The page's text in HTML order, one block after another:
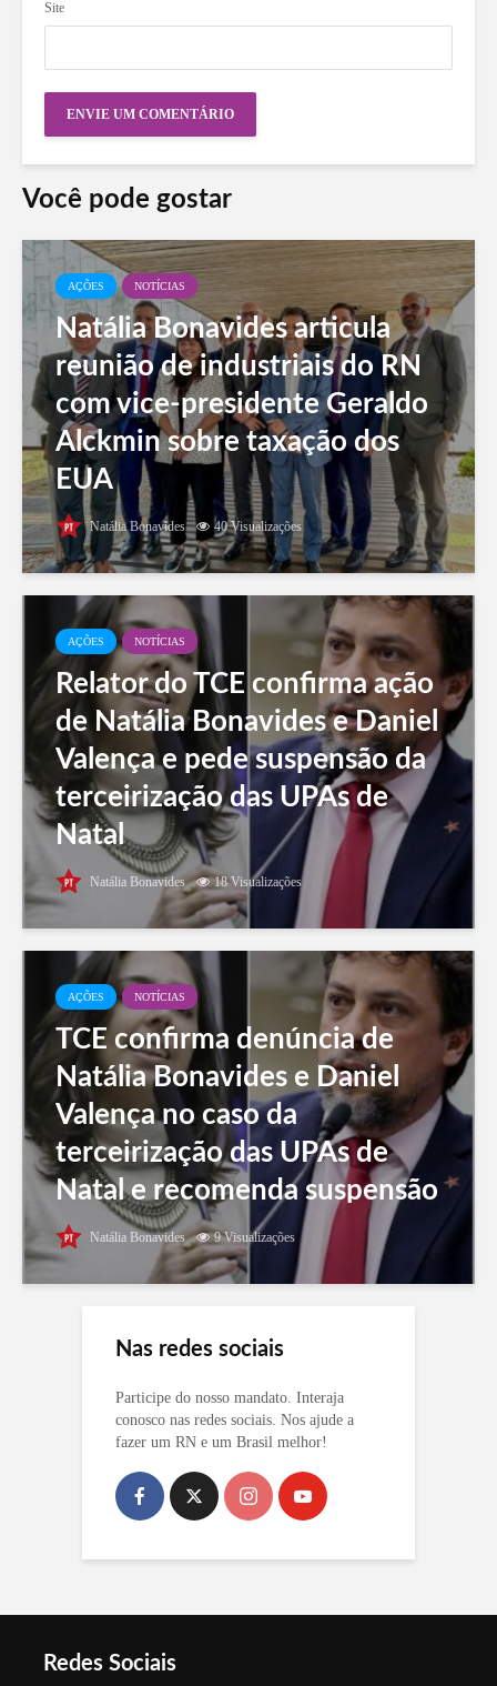
Site
Você pode gostar
AÇÕES NOTÍCIAS
Natália Bonavides articula
reunião de industriais do RN
com vice-presidente Geraldo
Alckmin sobre taxação dos
EUA
Natália Bonavides 40 Visualizações
AÇÕES NOTÍCIAS
Relator do TCE confirma ação
de Natália Bonavides e Daniel
Valença e pede suspensão da
terceirização das UPAs de
Natal
Natália Bonavides 18 Visualizações
AÇÕES NOTÍCIAS
TCE confirma denúncia de
Natália Bonavides e Daniel
Valença no caso da
terceirização das UPAs de
Natal e recomenda suspensão
de editais
Natália Bonavides 9 Visualizações
Nas redes sociais
Participe do nosso mandato. Interaja
conosco nas redes sociais. Nos ajude a
fazer um RN e um Brasil melhor!
Redes Sociais